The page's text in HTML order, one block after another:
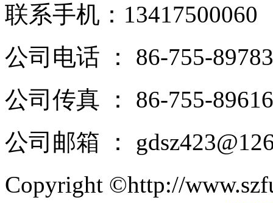
联系手机：13417500060
公司电话 ： 86-755-
公司传真 ： 86-755-
公司邮箱 ：
Copyright ©http://